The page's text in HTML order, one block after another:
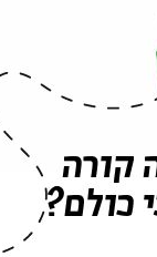
קורה
כולם?